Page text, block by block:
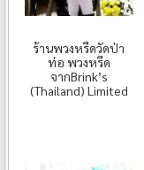
ร้านพวงหรีดวัดป่า
ท่อ พวงหรีด
จากBrink’s
(Thailand) Limited